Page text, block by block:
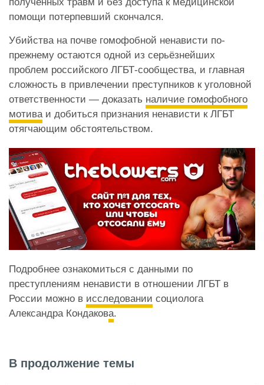
помощи потерпевший скончался.
Убийства на почве гомофобной ненависти по-
прежнему остаются одной из серьёзнейших
проблем российского ЛГБТ-сообщества, и главная
сложность в привлечении преступников к уголовной
ответственности — доказать наличие гомофобного
мотива и добиться признания ненависти к ЛГБТ
отягчающим обстоятельством.
Подробнее ознакомиться с данными по
преступлениям ненависти в отношении ЛГБТ в
России можно в исследовании социолога
Александра Кондакова.
В продолжение темы